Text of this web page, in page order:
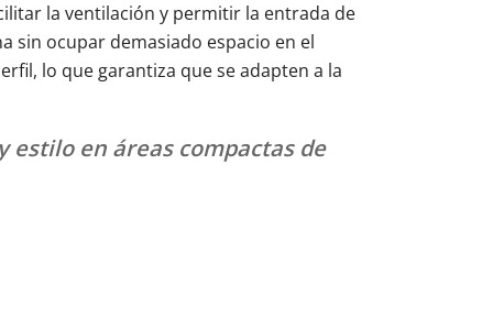
la ventilación y permitir la entrada de
sin ocupar demasiado espacio en el
lo que garantiza que se adapten a la
en áreas compactas de